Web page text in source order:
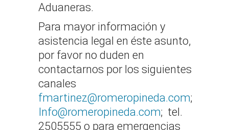
Aduaneras.
Para mayor información y
asistencia legal en éste asunto,
por favor no duden en
contactarnos por los siguientes
canales
fmartinez@romeropineda.com;
Info@romeropineda.com; tel.
2505555 o para emergencias